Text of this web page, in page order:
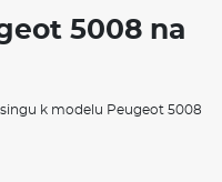
5008 na
k modelu Peugeot 5008